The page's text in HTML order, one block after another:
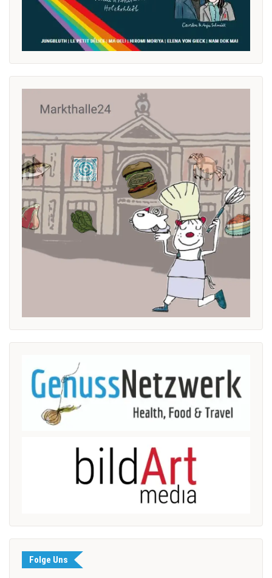
Folge Uns